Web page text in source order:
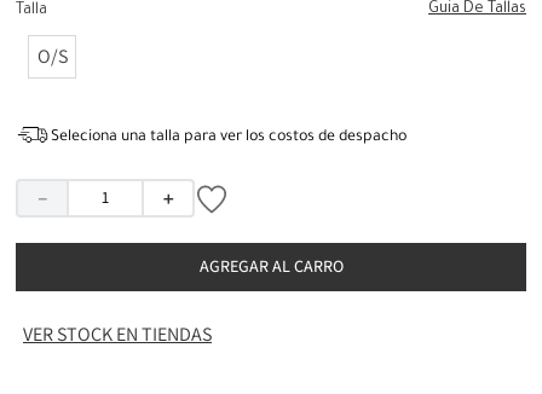
Talla Guia De Tallas
O/S
Seleciona una talla para ver los costos de despacho
＋
－
AGREGAR AL CARRO
VER STOCK EN TIENDAS